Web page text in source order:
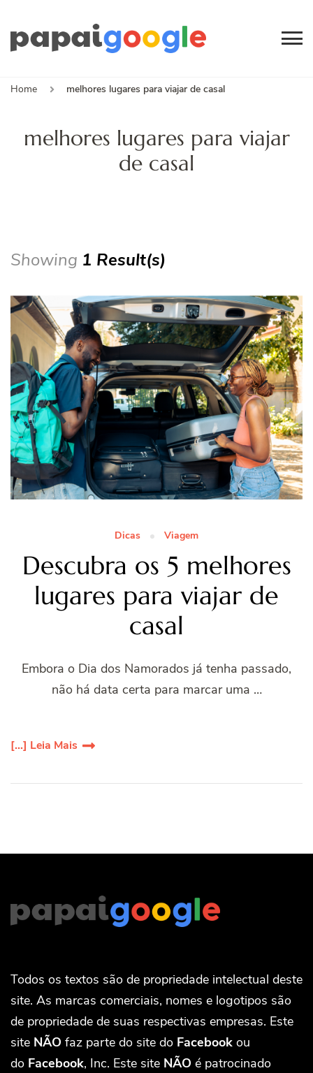
Home
melhores lugares para viajar de casal
melhores lugares para viajar
de casal
Showing 1 Result(s)
Dicas Viagem
Descubra os 5 melhores
lugares para viajar de
casal
Embora o Dia dos Namorados já tenha passado,
não há data certa para marcar uma …
[...] Leia Mais
Todos os textos são de propriedade intelectual deste
site. As marcas comerciais, nomes e logotipos são
de propriedade de suas respectivas empresas. Este
site NÃO faz parte do site do Facebook ou
do Facebook, Inc. Este site NÃO é patrocinado